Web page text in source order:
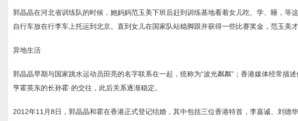
郭晶晶在河北省训练队的时候，她妈妈范玉美下班后赶到训练基地看着女儿吃、学、睡，等
自行车放在行李车上托运到北京。直到女儿在国家队站稳脚跟并获得一些比赛奖金，范玉美
异地生活
郭晶晶早期与国家跳水运动员田亮的名字联系在一起，统称为“波光粼粼”；香港媒体经常描
亨霍英东的长孙霍·的交往，此后关系逐渐稳定。
2012年11月8日，郭晶晶和霍在香港正式登记结婚，其中包括三位香港特首，李嘉诚、刘德